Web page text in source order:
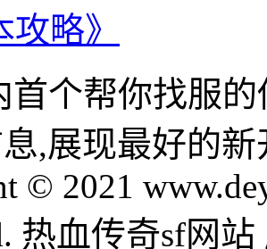
攻略》
首个帮你找服
,展现最好的
© 2021
热血传奇sf网